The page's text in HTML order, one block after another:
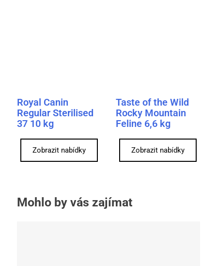
Royal Canin
Regular Sterilised
37 10 kg
Zobrazit nabídky
Taste of the Wild
Rocky Mountain
Feline 6,6 kg
Zobrazit nabídky
Mohlo by vás zajímat